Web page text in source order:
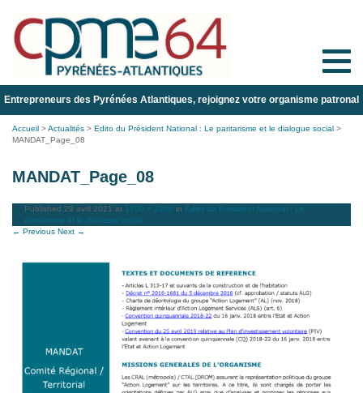
Toggle
Entrepreneurs des Pyrénées Atlantiques, rejoignez votre organisme patronal
Accueil >Actualités > Edito du Président National : Le paritarisme et le dialogue social >
MANDAT_Page_08
MANDAT_Page_08
Published 29 avril 2021 at 1700 × 2200 in Edito du Président National : Le
paritarisme et le dialogue social
← Previous Next →